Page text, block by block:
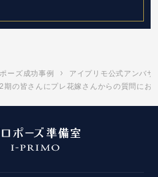
ーズ成功事例
アイプリモ公式アンバサ
期の皆さんにプレ花嫁さんからの質問に